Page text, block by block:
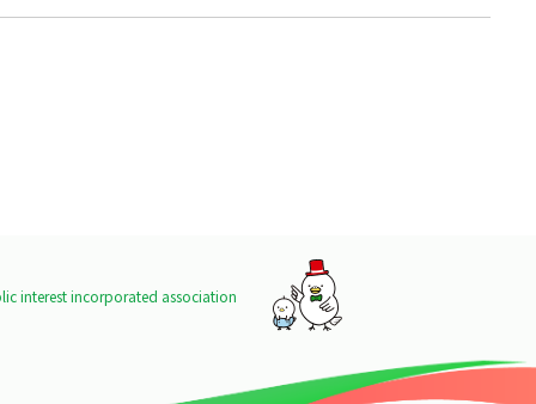
interest incorporated association